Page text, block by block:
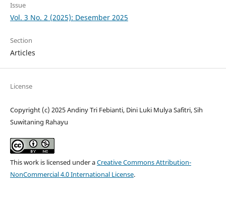
Issue
Vol. 3 No. 2 (2025): Desember 2025
Section
Articles
License
Copyright (c) 2025 Andiny Tri Febianti, Dini Luki Mulya Safitri, Sih
Suwitaning Rahayu
This work is licensed under aCreative Commons Attribution-
NonCommercial 4.0 International License.